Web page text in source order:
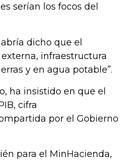
serían los focos del
dicho que el
infraestructura
y en agua potable”.
ha insistido en que el
cifra
por el Gobierno
para el MinHacienda,